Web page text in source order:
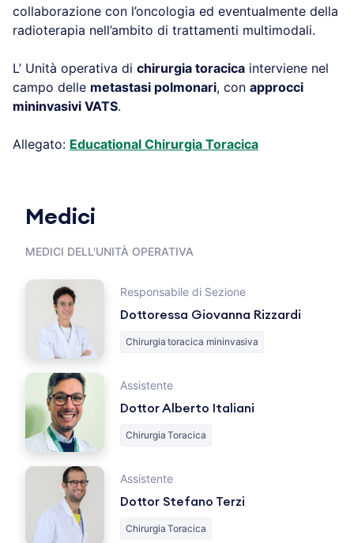
collaborazione con l’oncologia ed eventualmente della
radioterapia nell’ambito di trattamenti multimodali.
L’ Unità operativa di chirurgia toracica interviene nel
campo delle metastasi polmonari, con approcci
mininvasivi VATS.
Allegato: Educational Chirurgia Toracica
Medici
MEDICI DELL'UNITÀ OPERATIVA
Responsabile di Sezione
Dottoressa Giovanna Rizzardi
Chirurgia toracica mininvasiva
Assistente
Dottor Alberto Italiani
Chirurgia Toracica
Assistente
Dottor Stefano Terzi
Chirurgia Toracica